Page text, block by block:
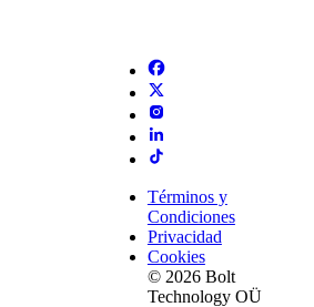
Términos y
Condiciones
Privacidad
Cookies
© 2026 Bolt
Technology OÜ